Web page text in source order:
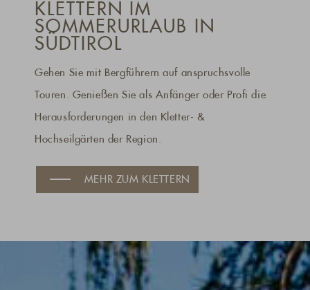
KLETTERN IM
SOMMERURLAUB IN
SÜDTIROL
Gehen Sie mit Bergführern auf anspruchsvolle
Touren. Genießen Sie als Anfänger oder Profi die
Herausforderungen in den Kletter- &
Hochseilgärten der Region.
MEHR ZUM KLETTERN